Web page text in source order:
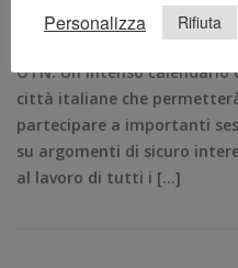
Milano, 17 marzo – E’
UACADEMY rivolta alle
OTN. Un intenso
città italiane che
partecipare a importanti
su argomenti di sicuro
al lavoro di tutti i […]
Personalizza Rifiuta